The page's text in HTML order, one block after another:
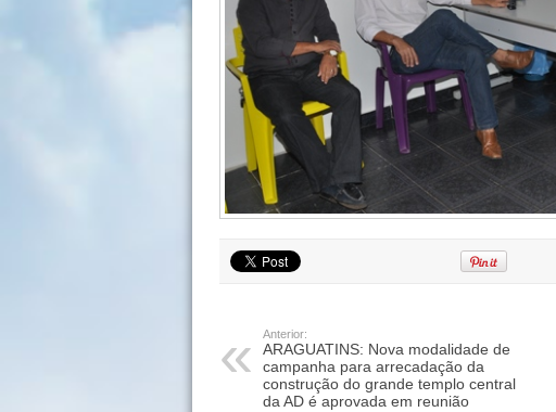
Anterior:
ARAGUATINS: Nova modalidade de
campanha para arrecadação da
construção do grande templo central
da AD é aprovada em reunião